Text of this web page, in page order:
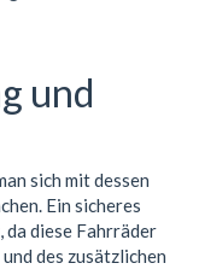
und
sich mit dessen
Ein sicheres
diese Fahrräder
des zusätzlichen